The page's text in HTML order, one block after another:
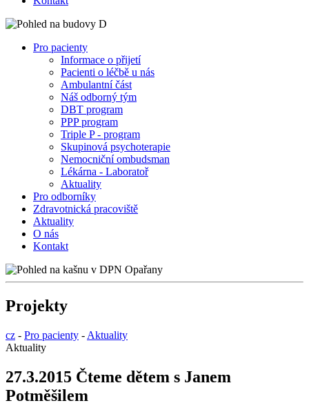
Pro pacienty
Informace o přijetí
Pacienti o léčbě u nás
Ambulantní část
Náš odborný tým
DBT program
PPP program
Triple P - program
Skupinová psychoterapie
Nemocniční ombudsman
Lékárna - Laboratoř
Aktuality
Pro odborníky
Zdravotnická pracoviště
Aktuality
O nás
Kontakt
Projekty
cz - Pro pacienty - Aktuality
Aktuality
27.3.2015 Čteme dětem s Janem
Potměšilem